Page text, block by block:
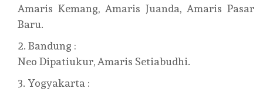
Amaris Kemang, Amaris Juanda, Amaris Pasar
Baru.
Bandung :
Neo Dipatiukur, Amaris Setiabudhi.
Yogyakarta :